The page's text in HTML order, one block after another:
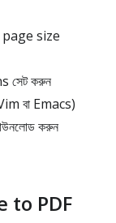
page size
সেট করুন
বা Emacs)
করুন
to PDF